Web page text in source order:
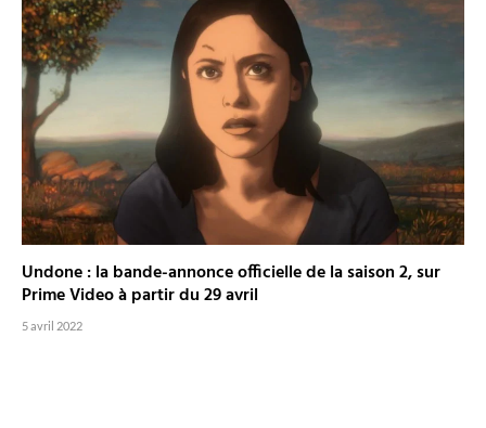
Undone : la bande-annonce officielle de la saison 2, sur
Prime Video à partir du 29 avril
5 avril 2022